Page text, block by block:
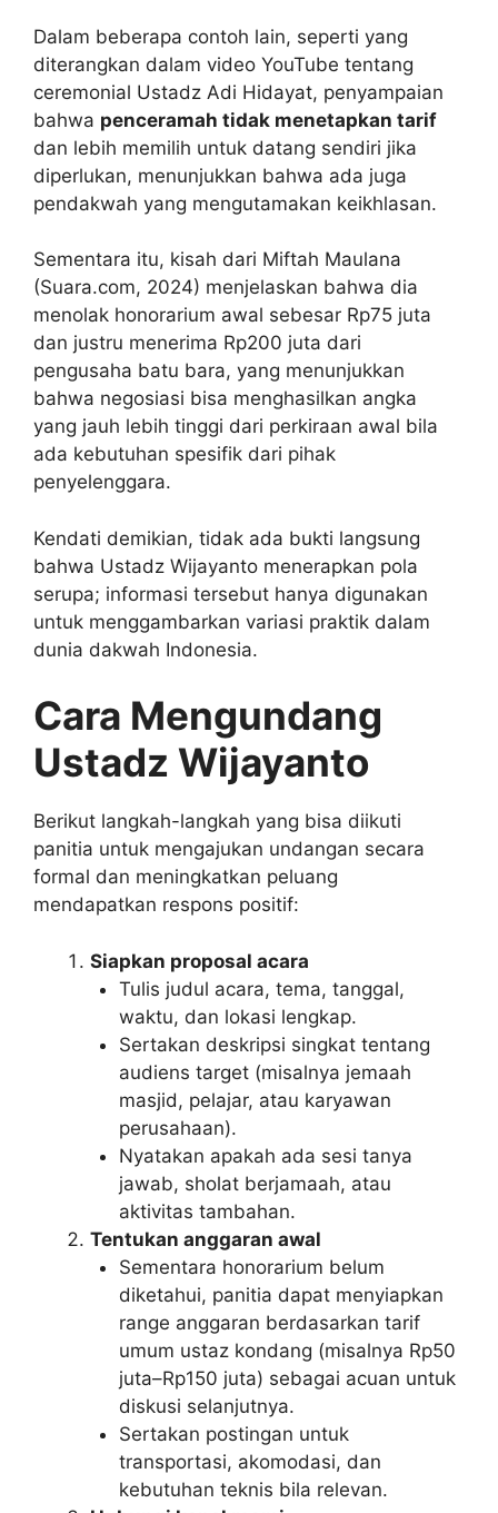
Dalam beberapa contoh lain, seperti yang
diterangkan dalam video YouTube tentang
ceremonial Ustadz Adi Hidayat, penyampaian
bahwa penceramah tidak menetapkan tarif
dan lebih memilih untuk datang sendiri jika
diperlukan, menunjukkan bahwa ada juga
pendakwah yang mengutamakan keikhlasan.
Sementara itu, kisah dari Miftah Maulana
(Suara.com, 2024) menjelaskan bahwa dia
menolak honorarium awal sebesar Rp75 juta
dan justru menerima Rp200 juta dari
pengusaha batu bara, yang menunjukkan
bahwa negosiasi bisa menghasilkan angka
yang jauh lebih tinggi dari perkiraan awal bila
ada kebutuhan spesifik dari pihak
penyelenggara.
Kendati demikian, tidak ada bukti langsung
bahwa Ustadz Wijayanto menerapkan pola
serupa; informasi tersebut hanya digunakan
untuk menggambarkan variasi praktik dalam
dunia dakwah Indonesia.
Cara Mengundang
Ustadz Wijayanto
Berikut langkah-langkah yang bisa diikuti
panitia untuk mengajukan undangan secara
formal dan meningkatkan peluang
mendapatkan respons positif:
Siapkan proposal acara
Tulis judul acara, tema, tanggal,
waktu, dan lokasi lengkap.
Sertakan deskripsi singkat tentang
audiens target (misalnya jemaah
masjid, pelajar, atau karyawan
perusahaan).
Nyatakan apakah ada sesi tanya
jawab, sholat berjamaah, atau
aktivitas tambahan.
Tentukan anggaran awal
Sementara honorarium belum
diketahui, panitia dapat menyiapkan
range anggaran berdasarkan tarif
umum ustaz kondang (misalnya Rp50
juta–Rp150 juta) sebagai acuan untuk
diskusi selanjutnya.
Sertakan postingan untuk
transportasi, akomodasi, dan
kebutuhan teknis bila relevan.